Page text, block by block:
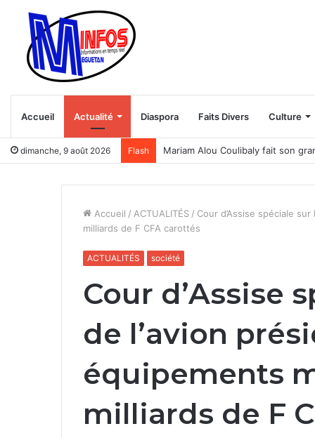
Accueil Actualité Diaspora Faits Divers Culture
dimanche, 9 août 2026 Flash Mariam Alou Coulibaly fait son
Accueil / ACTUALITÉS / Cour d’Assise spéciale
milliards de F CFA carottés
ACTUALITÉS société
Cour d’Assise
de l’avion
équipements
milliards de F